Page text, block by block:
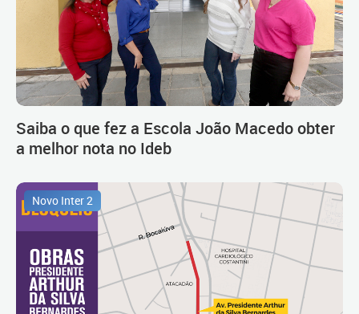
Saiba o que fez a Escola João Macedo obter
a melhor nota no Ideb
Novo Inter 2